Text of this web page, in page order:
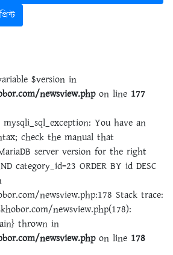
প্রিন্ট
$version in
newsview.phpon line 177
You have an
check the manual that
server version for the right
category_id=23 ORDER BY id DESC
newsview.php:178 Stack trace:
newsview.php(178):
thrown in
newsview.phpon line 178